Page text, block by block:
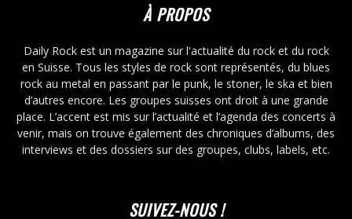
À PROPOS
Daily Rock est un magazine sur l'actualité du rock et du rock
en Suisse. Tous les styles de rock sont représentés, du blues
rock au metal en passant par le punk, le stoner, le ska et bien
d’autres encore. Les groupes suisses ont droit à une grande
place. L’accent est mis sur l’actualité et l’agenda des concerts à
venir, mais on trouve également des chroniques d’albums, des
interviews et des dossiers sur des groupes, clubs, labels, etc.
SUIVEZ-NOUS !